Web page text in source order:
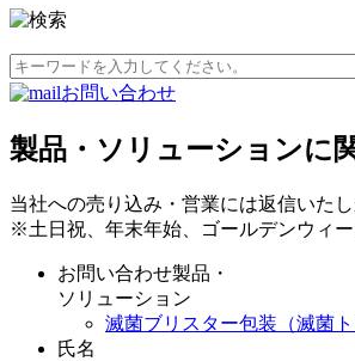
お問い合わせ
製品・ソリューションに
当社への売り込み・営業には返信いた
※土日祝、年末年始、ゴールデンウィ
お問い合わせ製品・
ソリューション
滅菌ブリスター包装（滅菌ト
氏名